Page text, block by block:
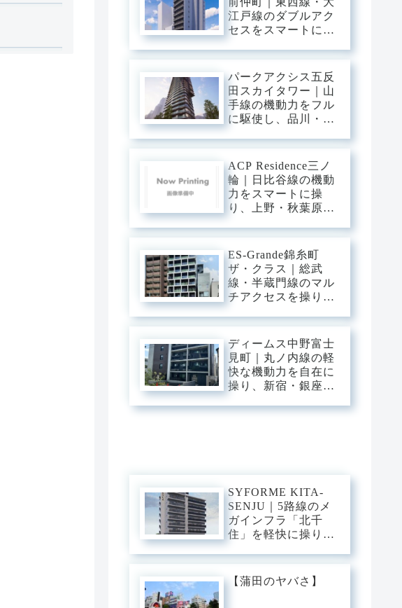
江戸線のダブルアク
セスをスマートに操
橋・六本木へ一直
線。下町の粋と隅田
川の静穏に還る、洗
練のアーバン・ベー
ス。
パークアクシス五反
田スカイタワー｜山
手線の機動力をフル
に駆使し、品川・渋
黒川のほとりに輝
く、タワーの解放感
と静穏を纏うプレミ
アム・ベース。
ACP Residence三ノ
輪｜日比谷線の機動
力をスマートに操
り、上野・秋葉原・
三ノ輪の「味わい深
い情緒」を普段使い
にし、静穏な私域に
寛ぐアーバン・ベー
ス。
ES-Grande錦糸町
ザ・クラス｜総武
線・半蔵門線のマル
チアクセスを操り、
へ一直線。錦糸町の
「先進インフラ」を
普段使いにし、静穏
な私域に寛ぐアーバ
ン・ベース。
ディームス中野富士
見町｜丸ノ内線の軽
快な機動力を自在に
操り、新宿・銀座・
野・弥生町の「静穏
SYFORME KITA-
SENJU｜5路線のメ
ガインフラ「北千
住」を軽快に操り、
野へダイレクト。駅
前の圧倒的な躍動
と、分譲仕様の「洗
【蒲田のヤバさ】